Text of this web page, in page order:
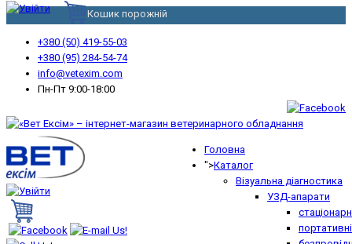
Кошик порожній
+380 (50) 419-55-03
+380 (95) 284-54-74
info@vetexim.com
Пн-Пт 9:00-18:00
Головна
">Каталог
Візуальна діагностика
УЗД-апарати
портативні